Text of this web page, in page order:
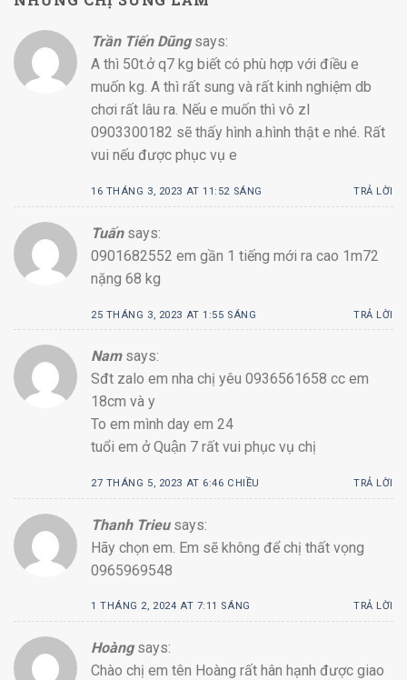
Trần Tiến Dũng says:
A thì 50t.ở q7 kg biết có phù hợp với điều e
muốn kg. A thì rất sung và rất kinh nghiệm db
chơi rất lâu ra. Nếu e muốn thì vô zl
0903300182 sẽ thấy hình a.hình thật e nhé. Rất
vui nếu được phục vụ e
16 THÁNG 3, 2023 AT 11:52 SÁNG TRẢ LỜI
Tuấn says:
0901682552 em gần 1 tiếng mới ra cao 1m72
nặng 68 kg
25 THÁNG 3, 2023 AT 1:55 SÁNG TRẢ LỜI
Nam says:
Sđt zalo em nha chị yêu 0936561658 cc em
18cm và y
To em mình day em 24
tuổi em ở Quận 7 rất vui phục vụ chị
27 THÁNG 5, 2023 AT 6:46 CHIỀU TRẢ LỜI
Thanh Trieu says:
Hãy chọn em. Em sẽ không để chị thất vọng
0965969548
1 THÁNG 2, 2024 AT 7:11 SÁNG TRẢ LỜI
Hoàng says:
Chào chị em tên Hoàng rất hân hạnh được giao